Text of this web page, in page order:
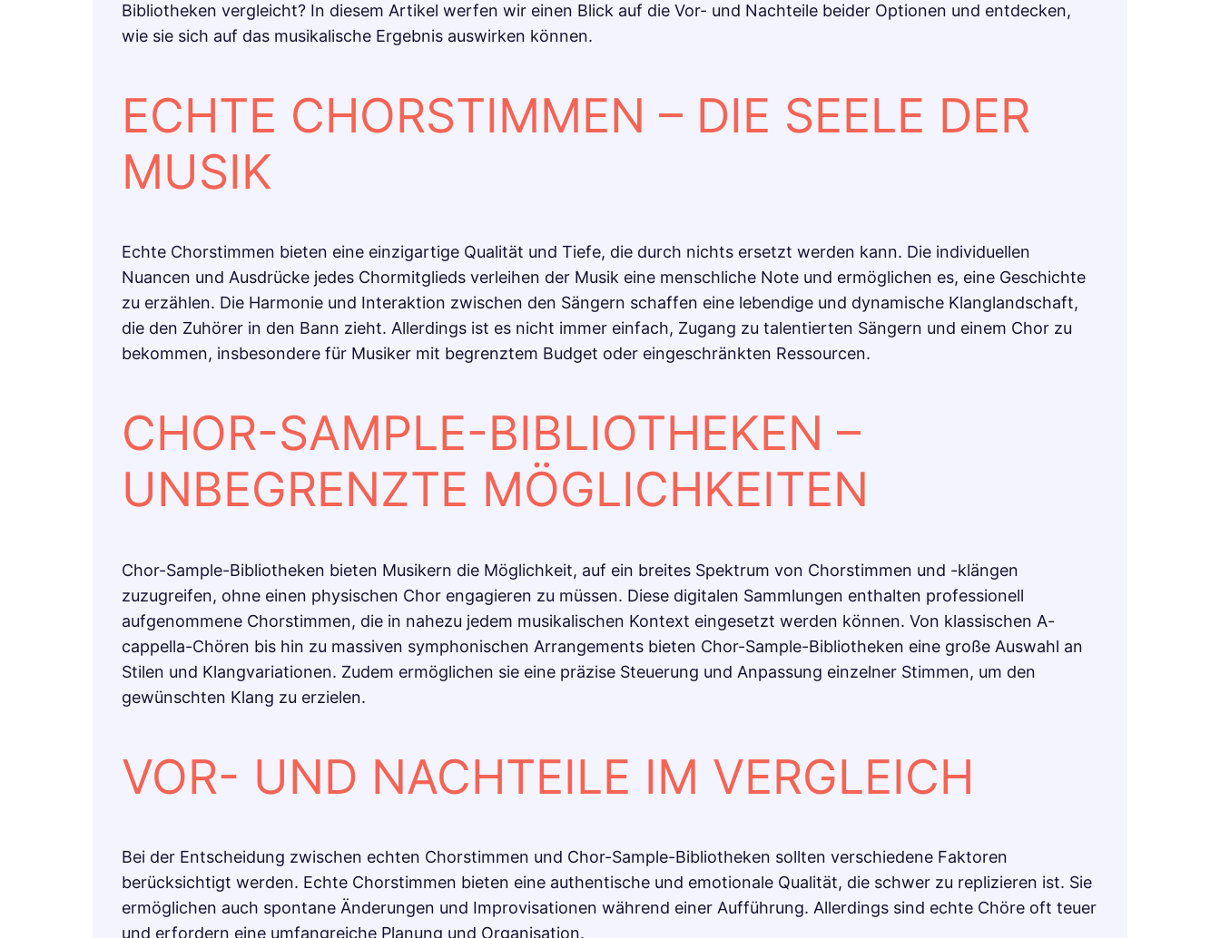
Bibliotheken vergleicht? In diesem Artikel werfen wir einen Blick auf die Vor- und Nachteile beider Optionen und entdecken,
wie sie sich auf das musikalische Ergebnis auswirken können.
ECHTE CHORSTIMMEN – DIE SEELE DER
MUSIK
Echte Chorstimmen bieten eine einzigartige Qualität und Tiefe, die durch nichts ersetzt werden kann. Die individuellen
Nuancen und Ausdrücke jedes Chormitglieds verleihen der Musik eine menschliche Note und ermöglichen es, eine Geschichte
zu erzählen. Die Harmonie und Interaktion zwischen den Sängern schaffen eine lebendige und dynamische Klanglandschaft,
die den Zuhörer in den Bann zieht. Allerdings ist es nicht immer einfach, Zugang zu talentierten Sängern und einem Chor zu
bekommen, insbesondere für Musiker mit begrenztem Budget oder eingeschränkten Ressourcen.
CHOR-SAMPLE-BIBLIOTHEKEN –
UNBEGRENZTE MÖGLICHKEITEN
Chor-Sample-Bibliotheken bieten Musikern die Möglichkeit, auf ein breites Spektrum von Chorstimmen und -klängen
zuzugreifen, ohne einen physischen Chor engagieren zu müssen. Diese digitalen Sammlungen enthalten professionell
aufgenommene Chorstimmen, die in nahezu jedem musikalischen Kontext eingesetzt werden können. Von klassischen A-
cappella-Chören bis hin zu massiven symphonischen Arrangements bieten Chor-Sample-Bibliotheken eine große Auswahl an
Stilen und Klangvariationen. Zudem ermöglichen sie eine präzise Steuerung und Anpassung einzelner Stimmen, um den
gewünschten Klang zu erzielen.
VOR- UND NACHTEILE IM VERGLEICH
Bei der Entscheidung zwischen echten Chorstimmen und Chor-Sample-Bibliotheken sollten verschiedene Faktoren
berücksichtigt werden. Echte Chorstimmen bieten eine authentische und emotionale Qualität, die schwer zu replizieren ist. Sie
ermöglichen auch spontane Änderungen und Improvisationen während einer Aufführung. Allerdings sind echte Chöre oft teuer
und erfordern eine umfangreiche Planung und Organisation.